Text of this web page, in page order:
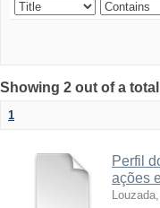
Showing 2 out of a
1
Perfil
ações